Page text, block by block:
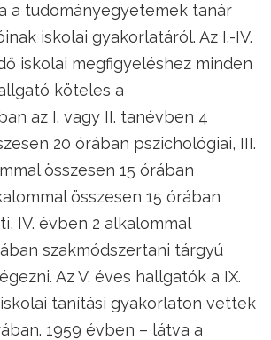
a tudományegyetemek tanár
iskolai gyakorlatáról. Az I.-IV.
iskolai megfigyeléshez minden
köteles a
az I. vagy II. tanévben 4
20 órában pszichológiai, III.
összesen 15 órában
összesen 15 órában
IV. évben 2 alkalommal
szakmódszertani tárgyú
Az V. éves hallgatók a IX.
tanítási gyakorlaton vettek
1959 évben – látva a